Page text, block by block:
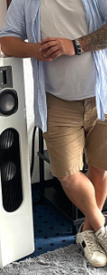
bietet er
auf keine
sich
für erfahrene